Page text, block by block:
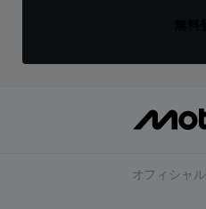
オフィシャ